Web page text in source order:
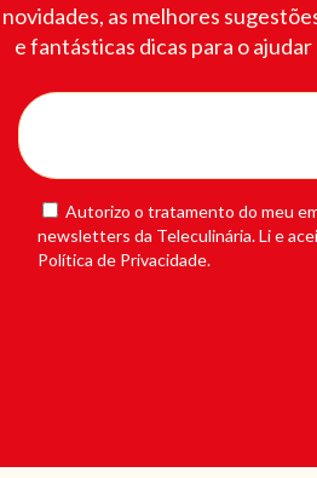
novidades, as melhores
e fantásticas dicas para o ajudar
Autorizo o tratamento do meu
newsletters da Teleculinária. Li e
Política de Privacidade.